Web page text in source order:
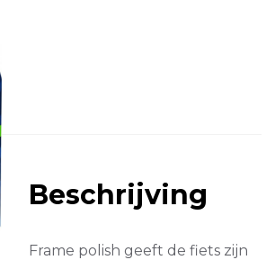
Beschrijving
Frame polish geeft de fiets zijn